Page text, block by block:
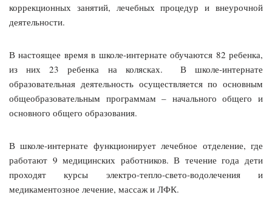
коррекционных занятий, лечебных процедур и внеурочной
деятельности.
В настоящее время в школе-интернате обучаются 82 ребенка,
из них 23 ребенка на колясках. В школе-интернате
образовательная деятельность осуществляется по основным
общеобразовательным программам – начального общего и
основного общего образования.
В школе-интернате функционирует лечебное отделение, где
работают 9 медицинских работников. В течение года дети
проходят курсы электро-тепло-свето-водолечения и
медикаментозное лечение, массаж и ЛФК.